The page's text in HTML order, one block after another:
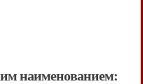
наименованием: